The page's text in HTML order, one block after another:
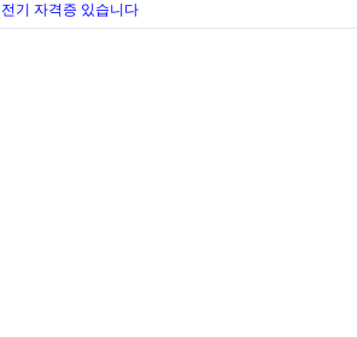
전기 자격증 있습니다